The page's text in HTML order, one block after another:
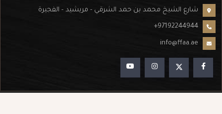
شارع الشيخ محمد بن حمد الشرقي - مريشيد - الفجيرة
+97192244944
info@ffaa.ae